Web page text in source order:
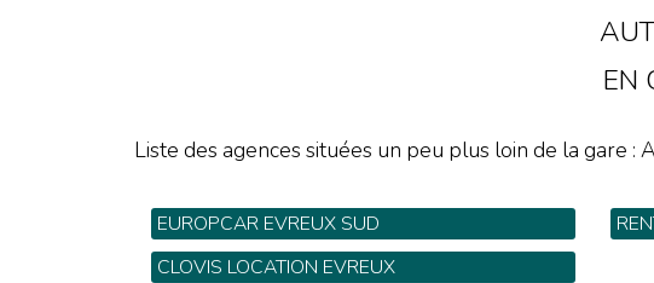
EN
Liste des agences situées un peu plus loin de la gare :
EUROPCAR EVREUX SUD
184 Route d'Orléans - Tel: 02 32 39 09 43
CLOVIS LOCATION EVREUX